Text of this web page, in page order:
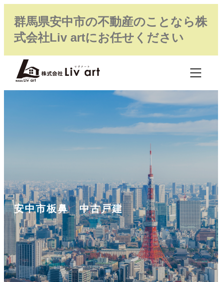
群馬県安中市の不動産のことなら株
式会社Liv artにお任せください
安中市板鼻 中古戸建